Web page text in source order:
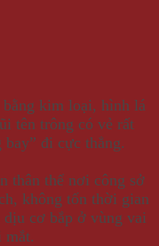
kim loại, hình lá
tên trông có vẻ rất
bay” đi cực thẳng.
thân thể nơi công sở
không tốn thời gian
cơ bắp ở vùng vai
mắt.